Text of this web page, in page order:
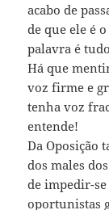
acabo de
de que ele é
palavra é
Há que
voz firme e
tenha voz
entende!
Da Oposição
dos males
de impedir-
oportunistas